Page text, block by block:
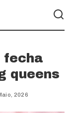
fecha
queens
2026